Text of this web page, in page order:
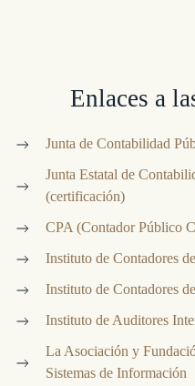
Enlaces a
Junta de Contabilidad
Junta Estatal de
(certificación)
CPA (Contador Público
Instituto de Contadores
Instituto de Contadores
Instituto de Auditores
La Asociación y
Sistemas de Información